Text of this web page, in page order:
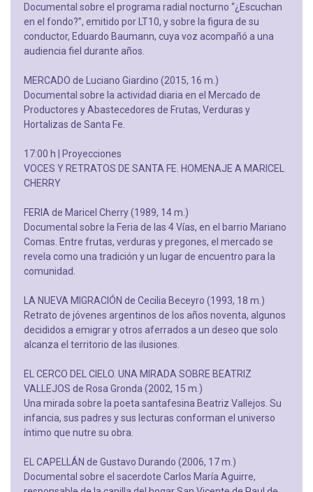
Documental sobre el programa radial nocturno “¿Escuchan
en el fondo?”, emitido por LT10, y sobre la figura de su
conductor, Eduardo Baumann, cuya voz acompañó a una
audiencia fiel durante años.
MERCADO de Luciano Giardino (2015, 16 m.)
Documental sobre la actividad diaria en el Mercado de
Productores y Abastecedores de Frutas, Verduras y
Hortalizas de Santa Fe.
17:00 h | Proyecciones
VOCES Y RETRATOS DE SANTA FE. HOMENAJE A MARICEL
CHERRY
FERIA de Maricel Cherry (1989, 14 m.)
Documental sobre la Feria de las 4 Vías, en el barrio Mariano
Comas. Entre frutas, verduras y pregones, el mercado se
revela como una tradición y un lugar de encuentro para la
comunidad.
LA NUEVA MIGRACIÓN de Cecilia Beceyro (1993, 18 m.)
Retrato de jóvenes argentinos de los años noventa, algunos
decididos a emigrar y otros aferrados a un deseo que solo
alcanza el territorio de las ilusiones.
EL CERCO DEL CIELO. UNA MIRADA SOBRE BEATRIZ
VALLEJOS de Rosa Gronda (2002, 15 m.)
Una mirada sobre la poeta santafesina Beatriz Vallejos. Su
infancia, sus padres y sus lecturas conforman el universo
íntimo que nutre su obra.
EL CAPELLÁN de Gustavo Durando (2006, 17 m.)
Documental sobre el sacerdote Carlos María Aguirre,